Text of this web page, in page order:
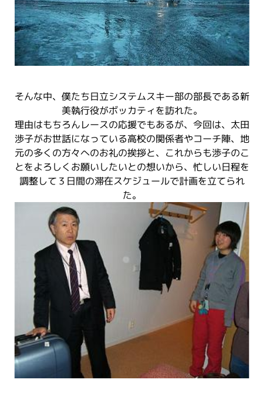
そんな中、僕たち日立システムスキー部の部長である新
美執行役がボッカティを訪れた。
理由はもちろんレースの応援でもあるが、今回は、太田
渉子がお世話になっている高校の関係者やコーチ陣、地
元の多くの方々へのお礼の挨拶と、これからも渉子のこ
とをよろしくお願いしたいとの想いから、忙しい日程を
調整して３日間の滞在スケジュールで計画を立てられ
た。